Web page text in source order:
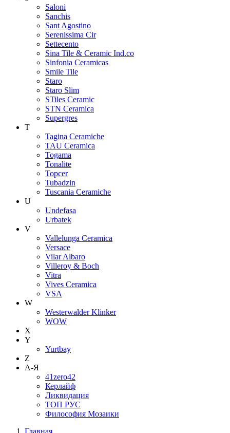
Saloni
Sanchis
Sant Agostino
Serenissima Cir
Settecento
Sina Tile & Ceramic Ind.co
Sinfonia Ceramicas
Smile Tile
Staro
Staro Slim
STiles Ceramic
STN Ceramica
Supergres
T
Tagina Ceramiche
TAU Ceramica
Togama
Tonalite
Topcer
Tubadzin
Tuscania Ceramiche
U
Undefasa
Urbatek
V
Vallelunga Ceramica
Versace
Vilar Albaro
Villeroy & Boch
Vitra
Vives Ceramica
VSA
W
Westerwalder Klinker
WOW
X
Y
Yurtbay
Z
А-Я
41zero42
Керлайф
Ликвидация
ТОП РУС
Философия Мозаики
Главная